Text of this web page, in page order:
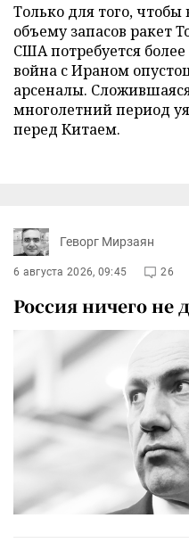
Только для того,
объему запасов ракет
США потребуется
война с Ираном
арсеналы.
многолетний период
перед Китаем.
Геворг Мирзаян
6 августа 2026, 09:45 26
Россия ничего